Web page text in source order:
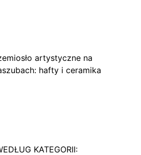
artystyczne na
hafty i ceramika
KATEGORII: